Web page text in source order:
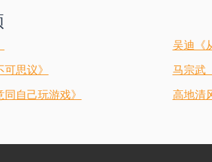
吴迪《
思议》 马宗武
自己玩游戏》 高地清